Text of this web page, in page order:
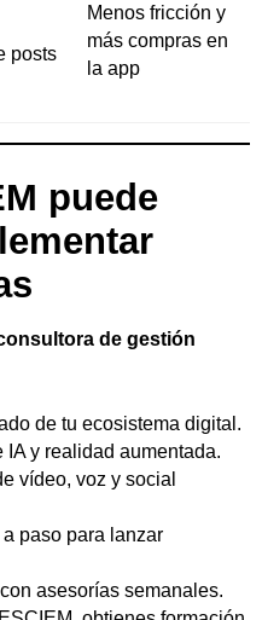
posts
Menos fricción y
más compras en
la app
puede
de gestión
de tu ecosistema digital.
y realidad aumentada.
vídeo, voz y social
paso para lanzar
asesorías semanales.